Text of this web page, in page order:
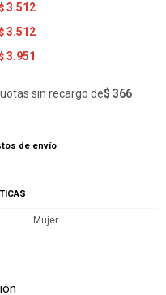
3.512
3.512
3.951
sin recargo de$ 366
de envío
Mujer